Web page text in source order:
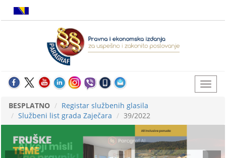
BESPLATNO
Registar službenih glasila
Službeni list grada Zaječara
39/2022